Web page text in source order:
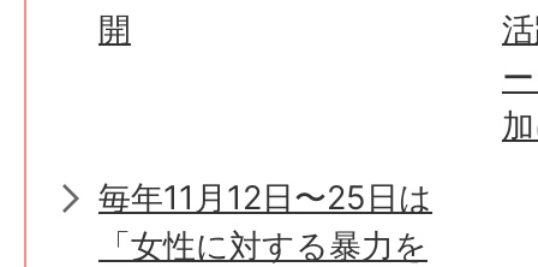
開
毎年11月12日〜25日は
「女性に対する暴力を